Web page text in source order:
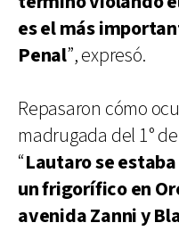
es el más
Penal”, expresó.
Repasaron cómo
madrugada del 1°
“Lautaro se
un frigorífico en
avenida Zanni y